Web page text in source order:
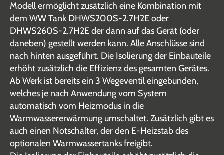
Modell ermöglicht zusätzlich eine Kombination mit
dem WW Tank DHWS200S-2.7H2E oder
DHWS260S-2.7H2E der dann auf das Gerät (oder
daneben) gestellt werden kann. Alle Anschlüsse sind
nach hinten ausgeführt. Die Isolierung der Einbauteile
erhöht zusätzlich die Effizienz des gesamten Gerätes.
Ab Werk ist bereits ein 3 Wegeventil eingebunden,
welches je nach Anwendung vom System
automatisch vom Heizmodus in die
Warmwassererwärmung umschaltet. Zusätzlich gibt es
auch einen Notschalter, der den E-Heizstab des
optionalen Warmwassertanks freigibt.